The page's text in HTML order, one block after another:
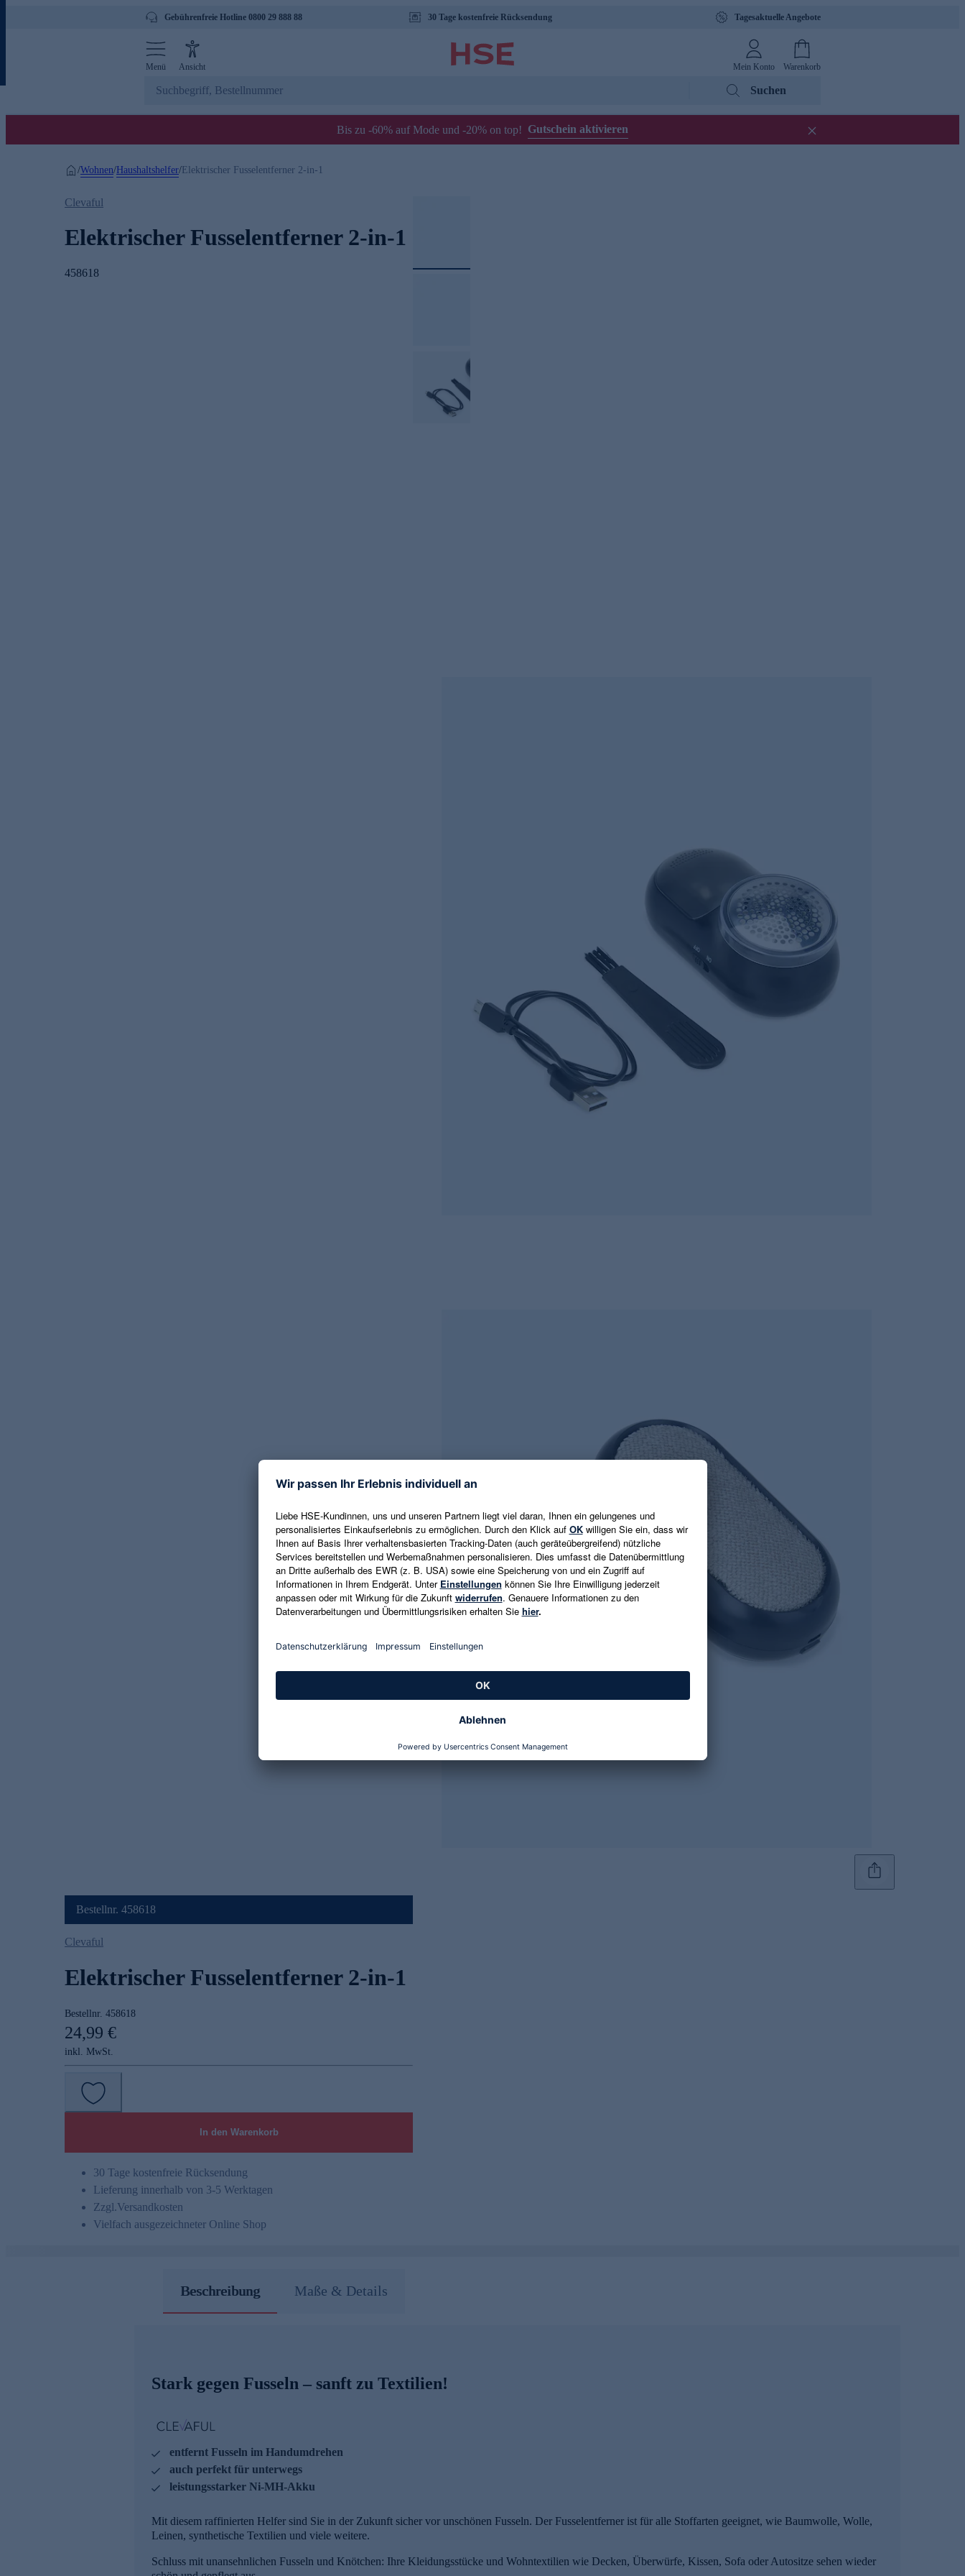
Gebührenfreie Hotline 0800 29 888 88 30 Tage kostenfreie Rücksendung Tagesaktuelle Angebote
Menü Ansicht Mein Konto Warenkorb
Suchen
Bis zu -60% auf Mode und -20% on top! Gutschein aktivieren
/Wohnen/Haushaltshelfer/ Elektrischer Fusselentferner 2-in-1
Clevaful
Elektrischer Fusselentferner 2-in-1
458618
Bestellnr. 458618
Clevaful
Elektrischer Fusselentferner 2-in-1
Bestellnr. 458618
24,99 €
inkl. MwSt.
In den Warenkorb
30 Tage kostenfreie Rücksendung
Lieferung innerhalb von 3-5 Werktagen
Zzgl.Versandkosten
Vielfach ausgezeichneter Online Shop
Beschreibung Maße & Details
Stark gegen Fusseln – sanft zu Textilien!
entfernt Fusseln im Handumdrehen
auch perfekt für unterwegs
leistungsstarker Ni-MH-Akku
Mit diesem raffinierten Helfer sind Sie in der Zukunft sicher vor unschönen Fusseln. Der Fusselentferner ist für alle Stoffarten geeignet, wie Baumwolle, Wolle,
Leinen, synthetische Textilien und viele weitere.
Schluss mit unansehnlichen Fusseln und Knötchen: Ihre Kleidungsstücke und Wohntextilien wie Decken, Überwürfe, Kissen, Sofa oder Autositze sehen wieder